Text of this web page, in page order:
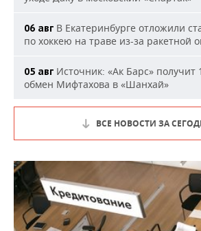
06 авг В Екатеринбурге отложили
по хоккею на траве из-за ракетной
05 авг Источник: «Ак Барс» получит
обмен Мифтахова в «Шанхай»
ВСЕ НОВОСТИ ЗА